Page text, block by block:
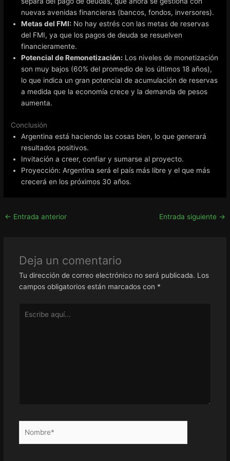
nuevas avenidas financieras (bancos, fondos, inversores).
Metas del FMI: No hay estrés con las metas de reservas
del FMI, ya que los pagos de deuda se resuelven
financieramente.
Potencial de Remonetización: Los niveles de monetización
son muy bajos (60% del promedio de los últimos 18 años),
lo que indica un gran potencial de acumulación de reservas
a medida que la economía crece y la demanda de pesos
aumenta.
Conclusión
Argentina está haciendo las cosas bien, lo que generará
resultados positivos.
Invitación a creer, confiar y sumarse al proyecto.
Proyección: Argentina será el país más libre y el que más
crecerá en los próximos 30 años.
← Entrada anterior Entrada siguiente →
Deja un comentario
Tu dirección de correo electrónico no será publicada. Los
campos obligatorios están marcados con *
aquí...